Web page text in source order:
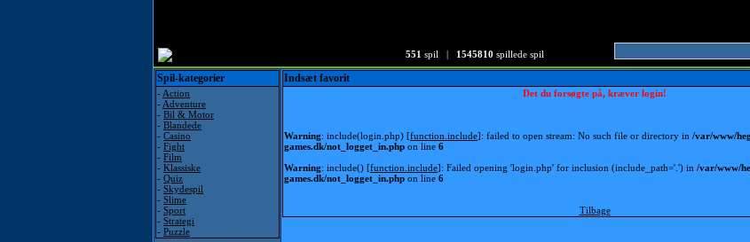
551 spil | 1545810 spillede spil
Spil-kategorier
- Action
- Adventure
- Bil & Motor
- Blandede
- Casino
- Fight
- Film
- Klassiske
- Quiz
- Skydespil
- Slime
- Sport
- Strategi
- Puzzle
Indsæt favorit
Det du forsøgte på, kræver login!
Warning: include(login.php) [function.include]: failed to open stream: No such file or directory in /var/www/
games.dk/not_logget_in.php on line 6
Warning: include() [function.include]: Failed opening 'login.php' for inclusion (include_path='.') in /var/www/
games.dk/not_logget_in.php on line 6
Tilbage